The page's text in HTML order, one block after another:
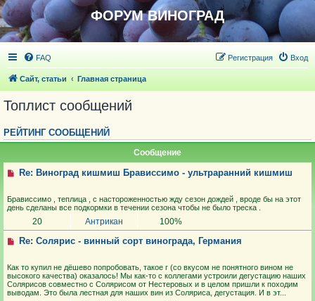
ФОРУМ ВИНОГРАД
FAQ Вход
Регистрация
Сайт, статьи Главная страница
Топлист сообщений
РЕЙТИНГ СООБЩЕНИЙ
Сообщение
Re: Виноград кишмиш Брависсимо - ультраранний кишмиш
Брависсимо , теплица , с настороженностью жду сезон дождей , вроде бы на этот
день сделаны все подкормки в течении сезона чтобы не было треска .
20 Антрикан 100%
Re: Солярис - винный сорт винограда, Германия
Как то купил не дёшево попробовать, такое г (со вкусом не понятного вином не
высокого качества) оказалось! Мы как-то с коллегами устроили дегустацию наших
Солярисов совместно с Солярисом от Нестеровых и в целом пришли к походим
выводам. Это была лестная для наших вин из Соляриса, дегустация. И в эт...